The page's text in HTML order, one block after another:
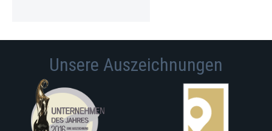
Unsere Auszeichnungen